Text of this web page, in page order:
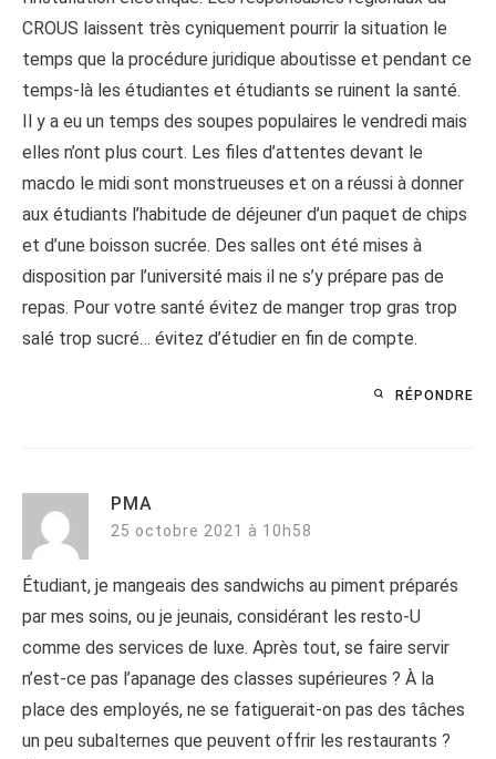
CROUS laissent très cyniquement pourrir la situation le
temps que la procédure juridique aboutisse et pendant ce
temps-là les étudiantes et étudiants se ruinent la santé.
Il y a eu un temps des soupes populaires le vendredi mais
elles n’ont plus court. Les files d’attentes devant le
macdo le midi sont monstrueuses et on a réussi à donner
aux étudiants l’habitude de déjeuner d’un paquet de chips
et d’une boisson sucrée. Des salles ont été mises à
disposition par l’université mais il ne s’y prépare pas de
repas. Pour votre santé évitez de manger trop gras trop
salé trop sucré… évitez d’étudier en fin de compte.
RÉPONDRE
PMA
25 octobre 2021 à 10h58
Étudiant, je mangeais des sandwichs au piment préparés
par mes soins, ou je jeunais, considérant les resto-U
comme des services de luxe. Après tout, se faire servir
n’est-ce pas l’apanage des classes supérieures ? À la
place des employés, ne se fatiguerait-on pas des tâches
un peu subalternes que peuvent offrir les restaurants ?